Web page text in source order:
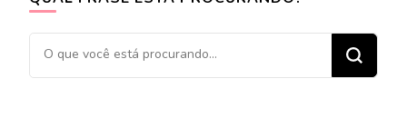
Procurando
algo?